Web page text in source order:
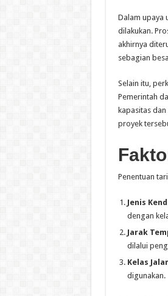
Dalam upaya
dilakukan.
akhirnya
sebagian
Selain itu,
Pemerintah
kapasitas
proyek
Penentuan
Jenis
dengan
Jarak
dilalui
Kelas
digunakan.